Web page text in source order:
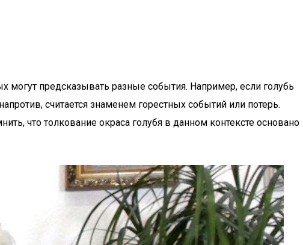
могут предсказывать разные события. Например, если голубь
считается знаменем горестных событий или потерь.
что толкование окраса голубя в данном контексте основано